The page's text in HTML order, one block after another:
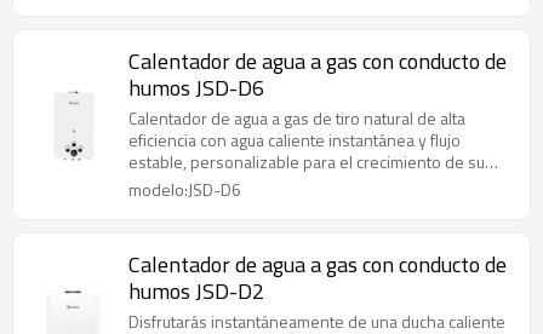
Calentador de agua a gas con conducto de
humos JSD-D6
Calentador de agua a gas de tiro natural de alta
eficiencia con agua caliente instantánea y flujo
estable, personalizable para el crecimiento de su
marca.
modelo:JSD-D6
Calentador de agua a gas con conducto de
humos JSD-D2
Disfrutarás instantáneamente de una ducha caliente